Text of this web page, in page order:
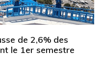
de 2,6% des
le 1er semestre